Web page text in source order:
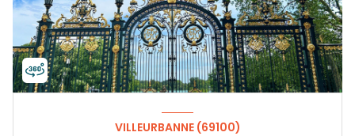
VILLEURBANNE (69100)